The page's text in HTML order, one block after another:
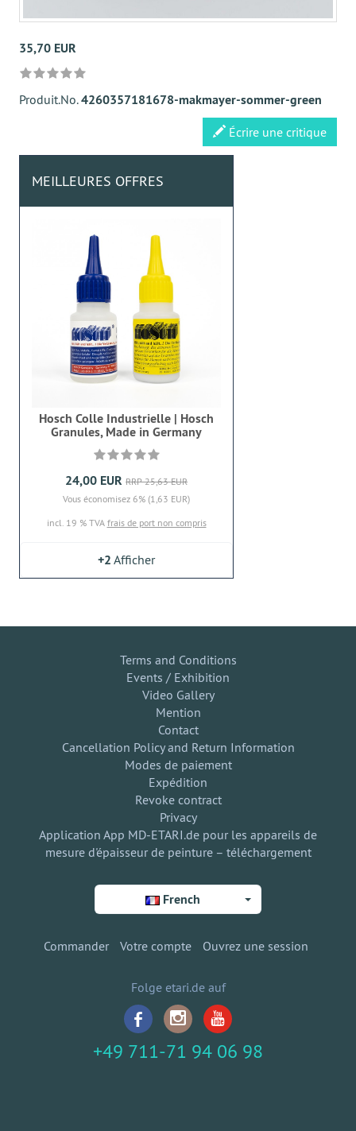
35,70 EUR
Produit.No.4260357181678-makmayer-sommer-green
Écrire une critique
MEILLEURES OFFRES
Hosch Colle Industrielle | Hosch
Granules, Made in Germany
24,00 EUR RRP 25,63 EUR
Vous économisez 6% (1,63 EUR)
incl. 19 % TVA frais de port non compris
+2 Afficher
Terms and Conditions
Events / Exhibition
Video Gallery
Mention
Contact
Cancellation Policy and Return Information
Modes de paiement
Expédition
Revoke contract
Privacy
Application App MD-ETARI.de pour les appareils de
mesure d'épaisseur de peinture – téléchargement
French
Commander Votre compte Ouvrez une session
Folge etari.de auf
+49 711-71 94 06 98